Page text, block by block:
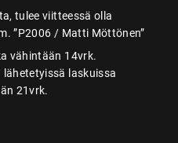
tulee viitteessä olla
”P2006 / Matti Möttönen”
vähintään 14vrk.
laskuissa
21vrk.